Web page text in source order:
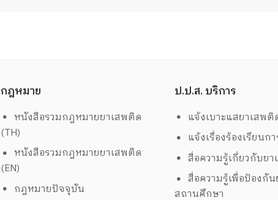
กฎหมาย
หนังสือรวมกฎหมายยาเสพติด
(TH)
หนังสือรวมกฎหมายยาเสพติด
(EN)
กฎหมายปัจจุบัน
ป.ป.ส. บริการ
แจ้งเบาะแสยาเสพติ
แจ้งเรื่องร้องเรียนก
สื่อความรู้เกี่ยวกับย
สื่อความรู้เพื่อป้องกั
สถานศึกษา